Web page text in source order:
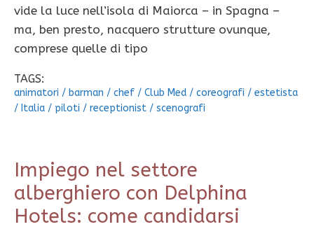
vide la luce nell’isola di Maiorca – in Spagna –
ma, ben presto, nacquero strutture ovunque,
comprese quelle di tipo
TAGS:
animatori / barman / chef / Club Med / coreografi / estetista
/ Italia / piloti / receptionist / scenografi
Impiego nel settore
alberghiero con Delphina
Hotels: come candidarsi